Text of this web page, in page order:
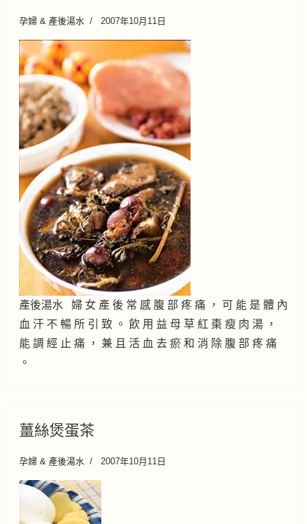
孕婦 & 產後湯水 2007年10月11日
產後湯水 婦 女 產 後 常 感 腹 部 疼 痛 ， 可 能 是 體 內
血 汗 不 暢 所 引 致 。 飲 用 益 母 草 紅 棗 瘦 肉 湯 ，
能 調 經 止 痛 ， 兼 且 活 血 去 瘀 和 消 除 腹 部 疼 痛
。
薑絲煲蛋茶
孕婦 & 產後湯水 2007年10月11日